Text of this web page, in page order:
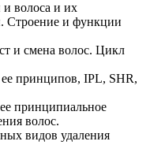
и волоса и их
Строение и функции
и смена волос. Цикл
принципов, IPL, SHR,
принципиальное
волос.
видов удаления